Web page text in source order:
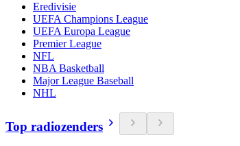
Eredivisie
UEFA Champions League
UEFA Europa League
Premier League
NFL
NBA Basketball
Major League Baseball
NHL
Top radiozenders